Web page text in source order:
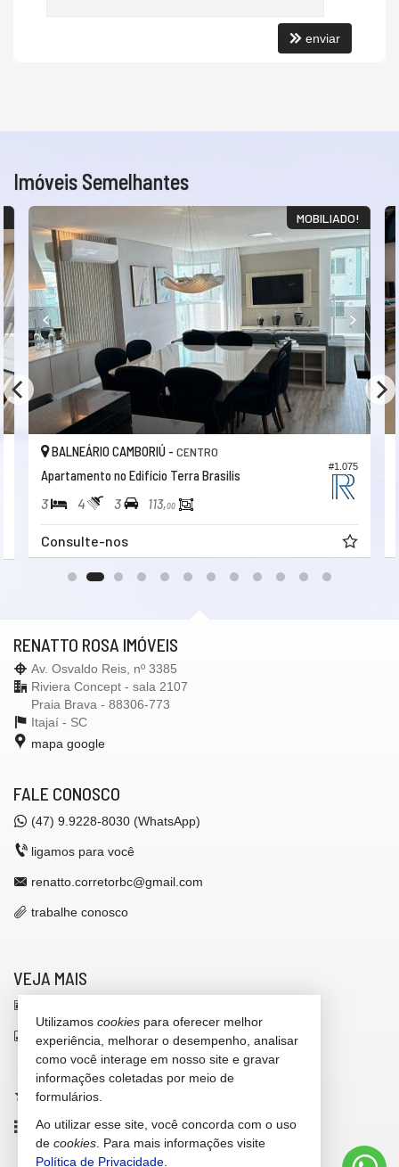
enviar
Imóveis Semelhantes
MOBILIADO!
#1.075
BALNEÁRIO CAMBORIÚ -CENTRO
Apartamento no Edifício Terra Brasilis
3 4 3 113,00
Consulte-nos
RENATTO ROSA IMÓVEIS
Av. Osvaldo Reis, nº 3385
Riviera Concept - sala 2107
Praia Brava - 88306-773
Itajaí - SC
mapa google
FALE CONOSCO
(47) 9.9228-8030 (WhatsApp)
ligamos para você
renatto.corretorbc@gmail.com
trabalhe conosco
VEJA MAIS
indicadores financeiros
cadastre seu imóvel
imóveis favoritos
mapa de imóveis
Utilizamos cookies para oferecer melhor
experiência, melhorar o desempenho, analisar
como você interage em nosso site e gravar
informações coletadas por meio de
formulários.
Ao utilizar esse site, você concorda com o uso
de cookies . Para mais informações visite
Política de Privacidade